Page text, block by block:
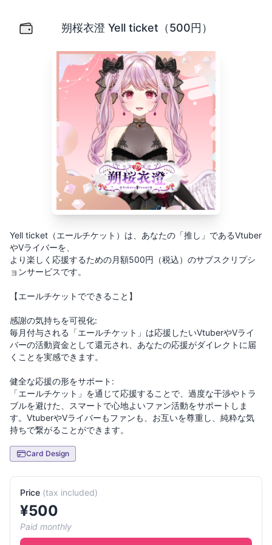
朔桜衣澄 Yell ticket（500円）
Yell ticket（エールチケット）は、あなたの「推し」であるVtuber
やVライバーを、
より楽しく応援するための月額500円（税込）のサブスクリプシ
ョンサービスです。
【エールチケットでできること】
感謝の気持ちを可視化:
毎月付与される「エールチケット」は応援したいVtuberやVライ
バーの活動資金として還元され、あなたの応援がダイレクトに届
くことを実感できます。
健全な応援の形をサポート:
「エールチケット」を通じて応援することで、過度な干渉やトラ
ブルを避けた、スマートで心地よいファン活動をサポートしま
す。VtuberやVライバーもファンも、お互いを尊重し、純粋な気
Card Design
Price (tax included)
¥500
Paid monthly